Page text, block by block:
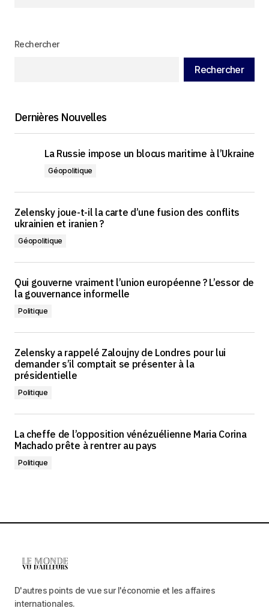
Rechercher
Rechercher
Dernières Nouvelles
La Russie impose un blocus maritime à l’Ukraine
Géopolitique
Zelensky joue-t-il la carte d’une fusion des conflits
ukrainien et iranien ?
Géopolitique
Qui gouverne vraiment l’union européenne ? L’essor de
la gouvernance informelle
Politique
Zelensky a rappelé Zaloujny de Londres pour lui
demander s’il comptait se présenter à la
présidentielle
Politique
La cheffe de l’opposition vénézuélienne Maria Corina
Machado prête à rentrer au pays
Politique
D'autres points de vue sur l'économie et les affaires
internationales.